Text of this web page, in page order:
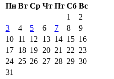
Пн Вт Ср Чт Пт Сб Вс
1
2
3
4 5 6 7 8
9
10 11 12 13 14 15 16
17 18 19 20 21 22 23
24 25 26 27 28 29 30
31